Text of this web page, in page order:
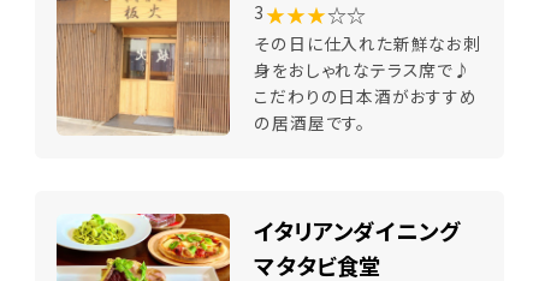
3 ★★★☆☆
その日に仕入れた新鮮なお刺
身をおしゃれなテラス席で♪
こだわりの日本酒がおすすめ
の居酒屋です。
イタリアンダイニング
マタタビ食堂